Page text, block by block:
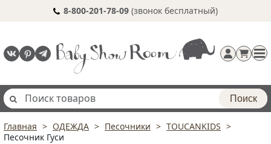
8-800-201-78-09 (звонок бесплатный)
Регистрация
Поиск
Главная ОДЕЖДА Песочники
TOUCANKIDS
Песочник Гуси